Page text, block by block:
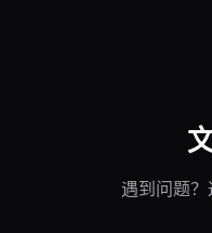
遇到问题